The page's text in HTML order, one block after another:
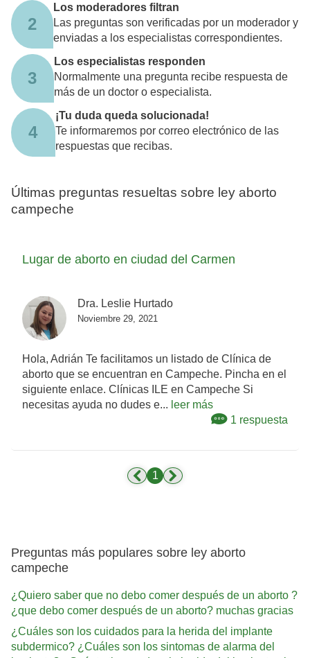
2
Los moderadores filtran
Las preguntas son verificadas por un moderador y
enviadas a los especialistas correspondientes.
3
Los especialistas responden
Normalmente una pregunta recibe respuesta de
más de un doctor o especialista.
4
¡Tu duda queda solucionada!
Te informaremos por correo electrónico de las
respuestas que recibas.
Últimas preguntas resueltas sobre ley aborto
campeche
Lugar de aborto en ciudad del Carmen
Dra. Leslie Hurtado
Noviembre 29, 2021
Hola, Adrián Te facilitamos un listado de Clínica de
aborto que se encuentran en Campeche. Pincha en el
siguiente enlace. Clínicas ILE en Campeche Si
necesitas ayuda no dudes e... leer más
1 respuesta
1
Preguntas más populares sobre ley aborto
campeche
¿Quiero saber que no debo comer después de un aborto ?
¿que debo comer después de un aborto? muchas gracias
¿Cuáles son los cuidados para la herida del implante
subdermico? ¿Cuáles son los sintomas de alarma del